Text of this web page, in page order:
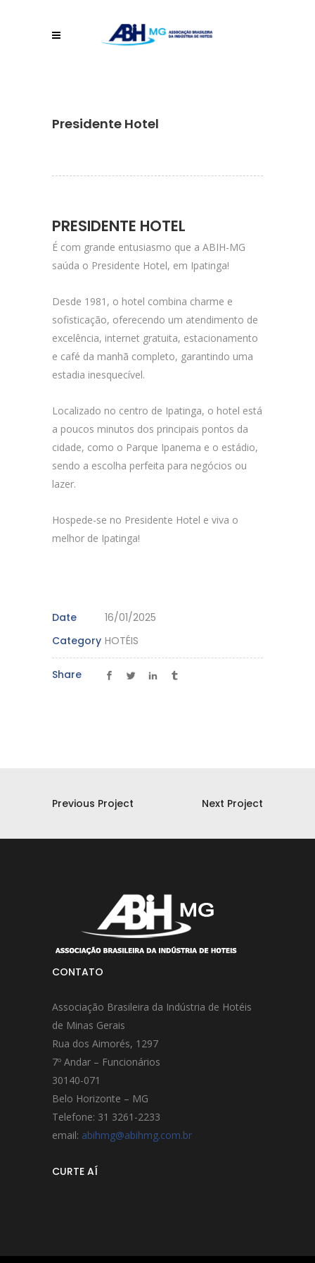
Presidente Hotel
PRESIDENTE HOTEL
É com grande entusiasmo que a ABIH-MG
saúda o Presidente Hotel, em Ipatinga!
Desde 1981, o hotel combina charme e
sofisticação, oferecendo um atendimento de
excelência, internet gratuita, estacionamento
e café da manhã completo, garantindo uma
estadia inesquecível.
Localizado no centro de Ipatinga, o hotel está
a poucos minutos dos principais pontos da
cidade, como o Parque Ipanema e o estádio,
sendo a escolha perfeita para negócios ou
lazer.
Hospede-se no Presidente Hotel e viva o
melhor de Ipatinga!
Date
16/01/2025
Category HOTÉIS
Share
Previous Project Next Project
CONTATO
Associação Brasileira da Indústria de Hotéis
de Minas Gerais
Rua dos Aimorés, 1297
7º Andar – Funcionários
30140-071
Belo Horizonte – MG
Telefone: 31 3261-2233
email: abihmg@abihmg.com.br
CURTE AÍ